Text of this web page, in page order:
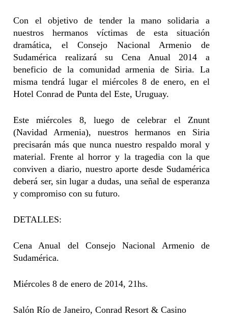
Con el objetivo de tender la mano solidaria a
nuestros hermanos víctimas de esta situación
dramática, el Consejo Nacional Armenio de
Sudamérica realizará su Cena Anual 2014 a
beneficio de la comunidad armenia de Siria. La
misma tendrá lugar el miércoles 8 de enero, en el
Hotel Conrad de Punta del Este, Uruguay.
Este miércoles 8, luego de celebrar el Znunt
(Navidad Armenia), nuestros hermanos en Siria
precisarán más que nunca nuestro respaldo moral y
material. Frente al horror y la tragedia con la que
conviven a diario, nuestro aporte desde Sudamérica
deberá ser, sin lugar a dudas, una señal de esperanza
y compromiso con su futuro.
DETALLES:
Cena Anual del Consejo Nacional Armenio de
Sudamérica.
Miércoles 8 de enero de 2014, 21hs.
Salón Río de Janeiro, Conrad Resort & Casino